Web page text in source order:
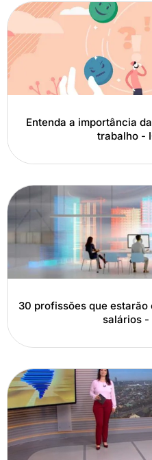
Entenda a importância
trabalho -
30 profissões que
salários -